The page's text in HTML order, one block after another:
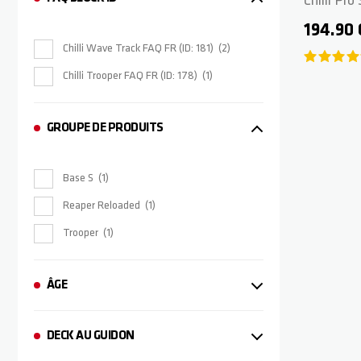
Chilli Wave Track FAQ FR (ID: 181) 2
Chilli Trooper FAQ FR (ID: 178) 1
GROUPE DE PRODUITS
Base S 1
Reaper Reloaded 1
Trooper 1
ÂGE
DECK AU GUIDON
Grey/Red
194.90